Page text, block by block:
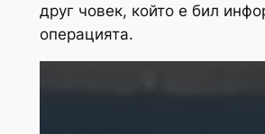
друг човек, който е бил
операцията.